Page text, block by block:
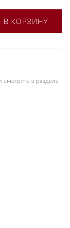
В КОРЗИНУ
в разделе